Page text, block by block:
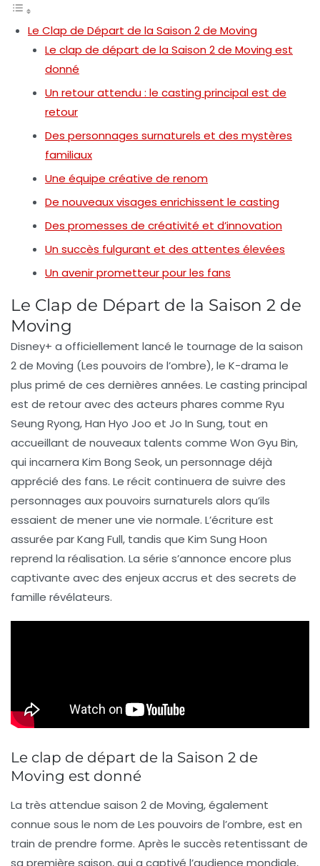
Le Clap de Départ de la Saison 2 de Moving
Le clap de départ de la Saison 2 de Moving est
donné
Un retour attendu : le casting principal est de
retour
Des personnages surnaturels et des mystères
familiaux
Une équipe créative de renom
De nouveaux visages enrichissent le casting
Des promesses de créativité et d’innovation
Un succès fulgurant et des attentes élevées
Un avenir prometteur pour les fans
Le Clap de Départ de la Saison 2 de
Moving
Disney+ a officiellement lancé le tournage de la saison
2de Moving (Les pouvoirs de l’ombre), le K-drama le
plus primé de ces dernières années. Le casting principal
est de retour avec des acteurs phares comme Ryu
Seung Ryong,Han Hyo Joo et Jo In Sung, tout en
accueillant de nouveaux talents comme Won Gyu Bin,
qui incarnera Kim Bong Seok, un personnage déjà
apprécié des fans. Le récit continuera de suivre des
personnages auxpouvoirs surnaturels alors qu’ils
essaient de mener une vie normale. L’écriture est
assurée parKang Full, tandis que Kim Sung Hoon
reprend la réalisation. La série s’annonce encore plus
captivante avec des enjeux accrus et des secrets de
famille révélateurs.
Le clap de départ de la Saison 2 de
Moving est donné
La très attendue saison 2 de Moving, également
connue sous le nom de Les pouvoirs de l’ombre, est en
train de prendre forme. Après le succès retentissant de
sa première saison, qui a captivé l’audience mondiale,